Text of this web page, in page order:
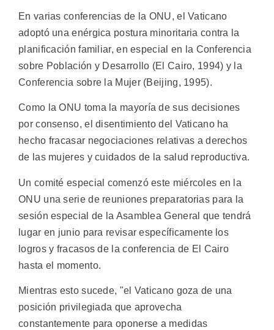
En varias conferencias de la ONU, el Vaticano
adoptó una enérgica postura minoritaria contra la
planificación familiar, en especial en la Conferencia
sobre Población y Desarrollo (El Cairo, 1994) y la
Conferencia sobre la Mujer (Beijing, 1995).
Como la ONU toma la mayoría de sus decisiones
por consenso, el disentimiento del Vaticano ha
hecho fracasar negociaciones relativas a derechos
de las mujeres y cuidados de la salud reproductiva.
Un comité especial comenzó este miércoles en la
ONU una serie de reuniones preparatorias para la
sesión especial de la Asamblea General que tendrá
lugar en junio para revisar específicamente los
logros y fracasos de la conferencia de El Cairo
hasta el momento.
Mientras esto sucede, "el Vaticano goza de una
posición privilegiada que aprovecha
constantemente para oponerse a medidas